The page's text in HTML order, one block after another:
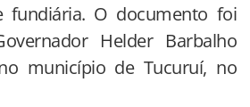
fundiária. O documento foi
Helder Barbalho
município de Tucuruí, no